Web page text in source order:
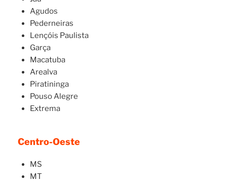
Agudos
Pederneiras
Lençóis Paulista
Garça
Macatuba
Arealva
Piratininga
Pouso Alegre
Extrema
Centro-Oeste
MS
MT